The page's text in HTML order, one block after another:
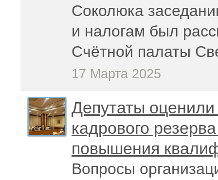
Соколюка
и налогам был
Счётной палаты
17 Марта 2025
Депутаты
кадрового
повышения
Вопросы